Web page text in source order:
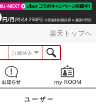
楽天トップへ
詳細検索
る お知らせ
ユーザー